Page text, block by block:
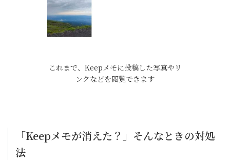
これまで、Keepメモに投稿した写真やリ
ンクなどを閲覧できます
「Keepメモが消えた？」そんなときの対処
法